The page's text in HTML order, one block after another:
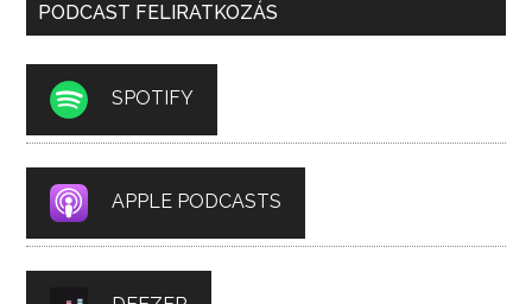
PODCAST FELIRATKOZÁS
SPOTIFY
APPLE PODCASTS